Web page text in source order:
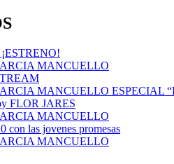
MANCUELLO
MANCUELLO ESPECIAL
FLOR JARES
MANCUELLO
con las jovenes promesas
MANCUELLO